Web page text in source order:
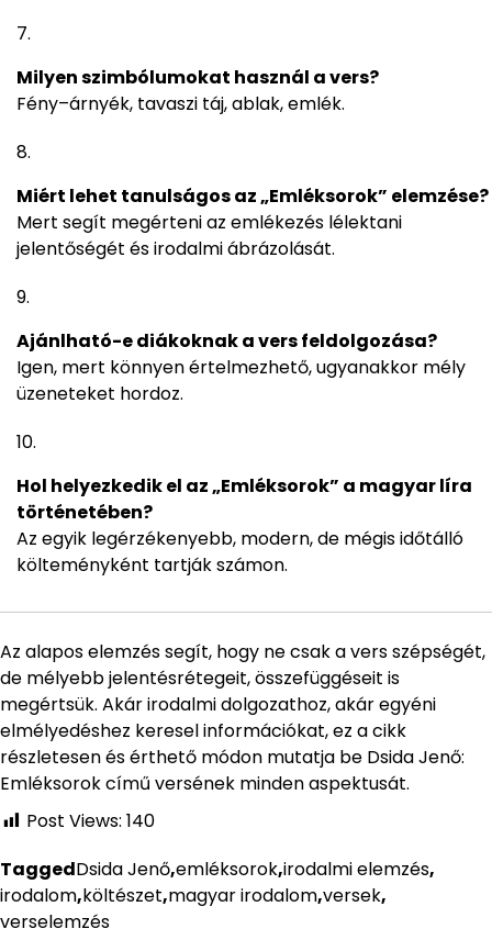
Milyen szimbólumokat használ a vers?
Fény–árnyék, tavaszi táj, ablak, emlék.
Miért lehet tanulságos az „Emléksorok” elemzése?
Mert segít megérteni az emlékezés lélektani
jelentőségét és irodalmi ábrázolását.
Ajánlható-e diákoknak a vers feldolgozása?
Igen, mert könnyen értelmezhető, ugyanakkor mély
üzeneteket hordoz.
Hol helyezkedik el az „Emléksorok” a magyar líra
történetében?
Az egyik legérzékenyebb, modern, de mégis időtálló
költeményként tartják számon.
Az alapos elemzés segít, hogy ne csak a vers szépségét,
de mélyebb jelentésrétegeit, összefüggéseit is
megértsük. Akár irodalmi dolgozathoz, akár egyéni
elmélyedéshez keresel információkat, ez a cikk
részletesen és érthető módon mutatja be Dsida Jenő:
Emléksorok című versének minden aspektusát.
Post Views: 140
TaggedDsida Jenő,emléksorok,irodalmi elemzés,
irodalom,költészet,magyar irodalom,versek,
verselemzés